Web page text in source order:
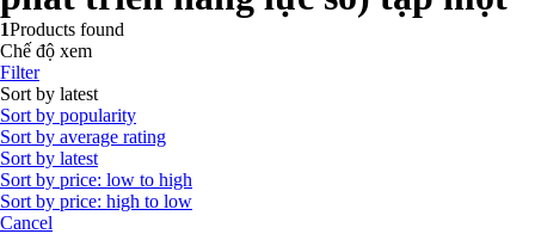
1Products found
Chế độ xem
Filter
Sort by latest
Sort by popularity
Sort by average rating
Sort by latest
Sort by price: low to high
Sort by price: high to low
Cancel